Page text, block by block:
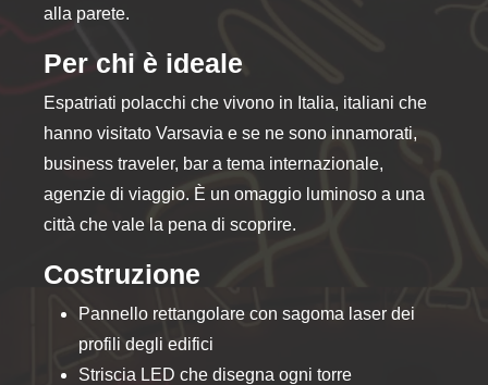
alla parete.
Per chi è ideale
Espatriati polacchi che vivono in Italia, italiani che
hanno visitato Varsavia e se ne sono innamorati,
business traveler, bar a tema internazionale,
agenzie di viaggio. È un omaggio luminoso a una
città che vale la pena di scoprire.
Costruzione
Pannello rettangolare con sagoma laser dei
profili degli edifici
Striscia LED che disegna ogni torre